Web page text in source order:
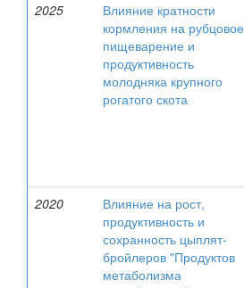
2025
Влияние кратности
кормления на рубцовое
пищеварение и
продуктивность
молодняка крупного
рогатого скота
2020
Влияние на рост,
продуктивность и
сохранность цыплят-
бройлеров "Продуктов
метаболизма